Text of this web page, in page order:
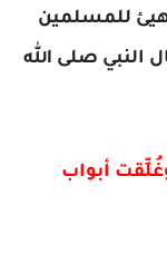
للمسلمين
النبي صلى الله
أبواب